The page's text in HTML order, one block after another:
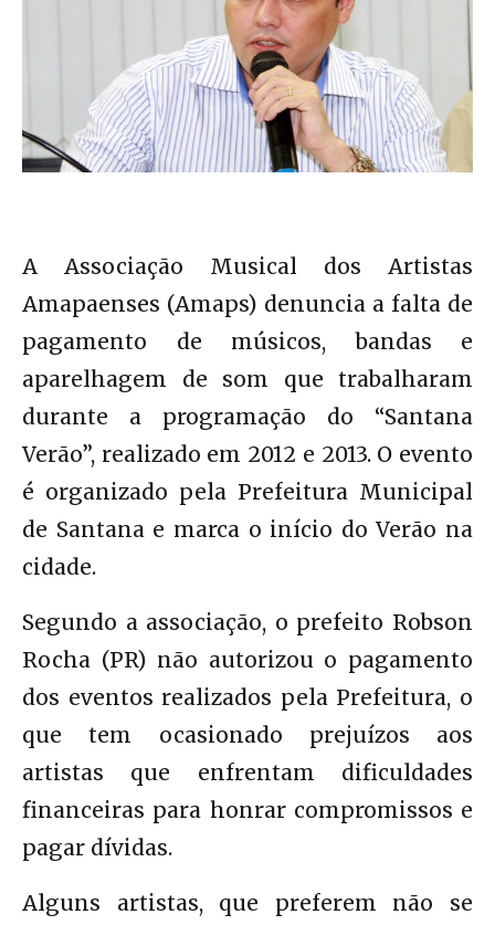
A Associação Musical dos Artistas
Amapaenses (Amaps) denuncia a falta de
pagamento de músicos, bandas e
aparelhagem de som que trabalharam
durante a programação do “Santana
Verão”, realizado em 2012 e 2013. O evento
é organizado pela Prefeitura Municipal
de Santana e marca o início do Verão na
cidade.
Segundo a associação, o prefeito Robson
Rocha (PR) não autorizou o pagamento
dos eventos realizados pela Prefeitura, o
que tem ocasionado prejuízos aos
artistas que enfrentam dificuldades
financeiras para honrar compromissos e
pagar dívidas.
Alguns artistas, que preferem não se